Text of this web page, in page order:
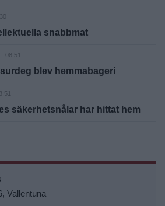
snabbmat
08:51
blev hemmabageri
säkerhetsnålar har hittat hem
Vallentuna